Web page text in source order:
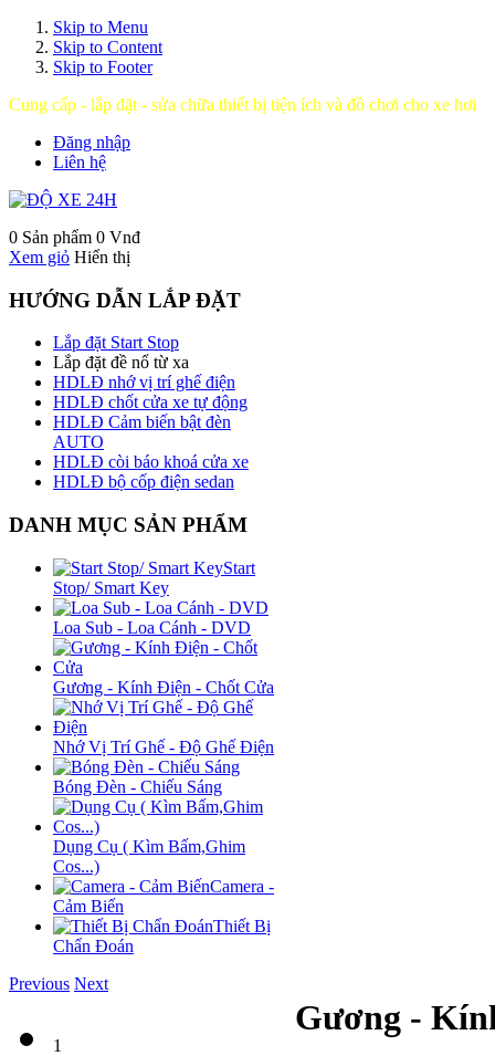
Skip to Menu
Skip to Content
Skip to Footer
Cung cấp - lắp đặt - sửa chữa thiết bị tiện ích và đồ chơi cho xe hơi
Đăng nhập
Liên hệ
0 Sản phẩm 0 Vnđ
Xem giỏ Hiển thị
HƯỚNG DẪN LẮP ĐẶT
Lắp đặt Start Stop
Lắp đặt đề nổ từ xa
HDLĐ nhớ vị trí ghế điện
HDLĐ chốt cửa xe tự động
HDLĐ Cảm biến bật đèn
AUTO
HDLĐ còi báo khoá cửa xe
HDLĐ bộ cốp điện sedan
DANH MỤC SẢN PHẨM
Start
Stop/ Smart Key
Loa Sub - Loa Cánh - DVD
Gương - Kính Điện - Chốt Cửa
Nhớ Vị Trí Ghế - Độ Ghế Điện
Bóng Đèn - Chiếu Sáng
Dụng Cụ ( Kìm Bấm,Ghim
Cos...)
Camera -
Cảm Biến
Thiết Bị
Chẩn Đoán
Gương -
Previous Next
1